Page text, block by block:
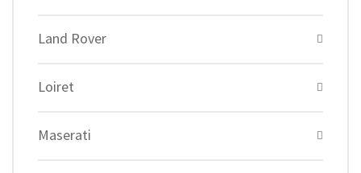
Land Rover
Loiret
Maserati